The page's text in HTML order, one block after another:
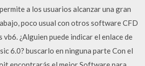
a los usuarios alcanzar una gran
poco usual con otros software CFD
vb6. ¿Alguien puede indicar el enlace de
6.0? buscarlo en ninguna parte Con el